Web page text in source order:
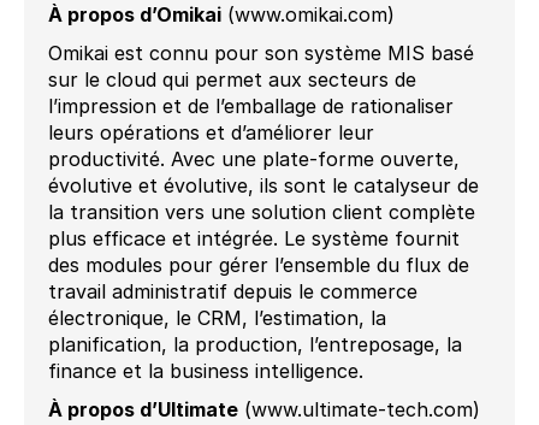
À propos d’Omikai (www.omikai.com)
Omikai est connu pour son système MIS basé
sur le cloud qui permet aux secteurs de
l’impression et de l’emballage de rationaliser
leurs opérations et d’améliorer leur
productivité. Avec une plate-forme ouverte,
évolutive et évolutive, ils sont le catalyseur de
la transition vers une solution client complète
plus efficace et intégrée. Le système fournit
des modules pour gérer l’ensemble du flux de
travail administratif depuis le commerce
électronique, le CRM, l’estimation, la
planification, la production, l’entreposage, la
finance et la business intelligence.
À propos d’Ultimate (www.ultimate-tech.com)